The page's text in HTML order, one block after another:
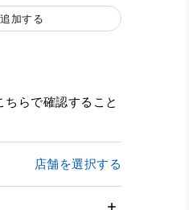
加する
らで確認すること
店舗を選択する